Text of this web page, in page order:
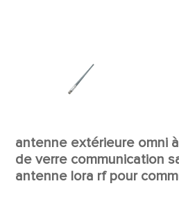
antenne extérieure omni
de verre communication
antenne lora rf pour